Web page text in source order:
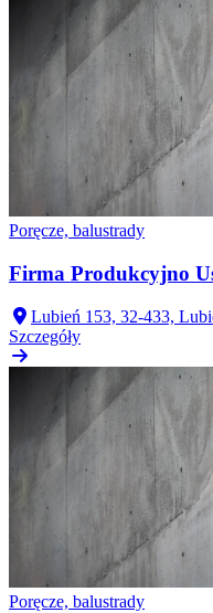
Poręcze, balustrady
Firma Produkcyjno
Lubień 153, 32-433,
Szczegóły
Poręcze, balustrady